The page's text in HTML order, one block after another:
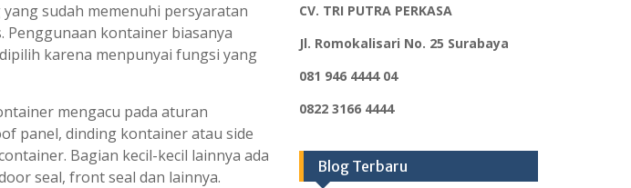
sudah memenuhi persyaratan
Penggunaan kontainer biasanya
karena menpunyai fungsi yang
mengacu pada aturan
panel, dinding kontainer atau side
Bagian kecil-kecil lainnya ada
seal, front seal dan lainnya.
CV. TRI PUTRA PERKASA
Jl. Romokalisari No. 25 Surabaya
081 946 4444 04
0822 3166 4444
Blog Terbaru